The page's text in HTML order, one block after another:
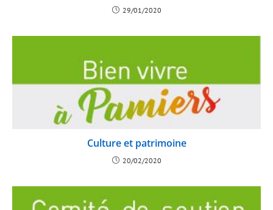
29/01/2020
Culture et patrimoine
20/02/2020